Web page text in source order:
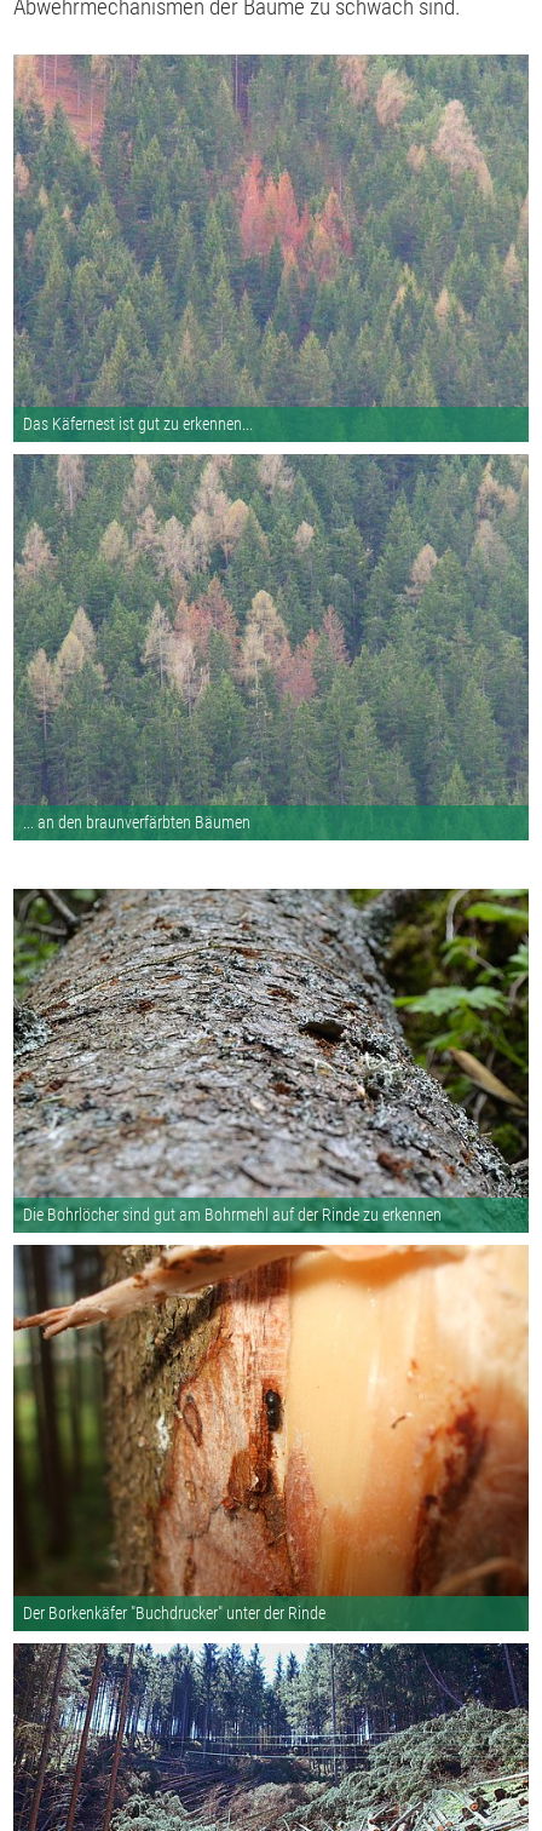
Abwehrmechanismen der Bäume zu schwach sind.
Das Käfernest ist gut zu erkennen...
... an den braunverfärbten Bäumen
Die Bohrlöcher sind gut am Bohrmehl auf der Rinde zu erkennen
Der Borkenkäfer "Buchdrucker" unter der Rinde